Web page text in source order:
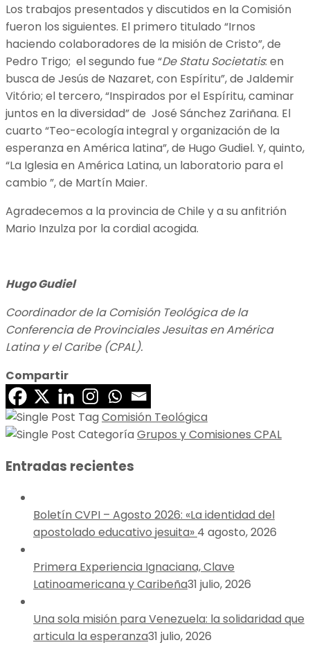
Los trabajos presentados y discutidos en la Comisión
fueron los siguientes. El primero titulado “Irnos
haciendo colaboradores de la misión de Cristo”, de
Pedro Trigo; el segundo fue “De Statu Societatis: en
busca de Jesús de Nazaret, con Espíritu”, de Jaldemir
Vitório; el tercero, “Inspirados por el Espíritu, caminar
juntos en la diversidad” de José Sánchez Zariñana. El
cuarto “Teo-ecología integral y organización de la
esperanza en América latina”, de Hugo Gudiel. Y, quinto,
“La Iglesia en América Latina, un laboratorio para el
cambio ”, de Martín Maier.
Agradecemos a la provincia de Chile y a su anfitrión
Mario Inzulza por la cordial acogida.
Hugo Gudiel
Coordinador de la Comisión Teológica de la
Conferencia de Provinciales Jesuitas en América
Latina y el Caribe (CPAL).
Compartir
Comisión Teológica
Grupos y Comisiones CPAL
Entradas recientes
Boletín CVPI – Agosto 2026: «La identidad del
apostolado educativo jesuita» 4 agosto, 2026
Primera Experiencia Ignaciana, Clave
Latinoamericana y Caribeña31 julio, 2026
Una sola misión para Venezuela: la solidaridad que
articula la esperanza31 julio, 2026